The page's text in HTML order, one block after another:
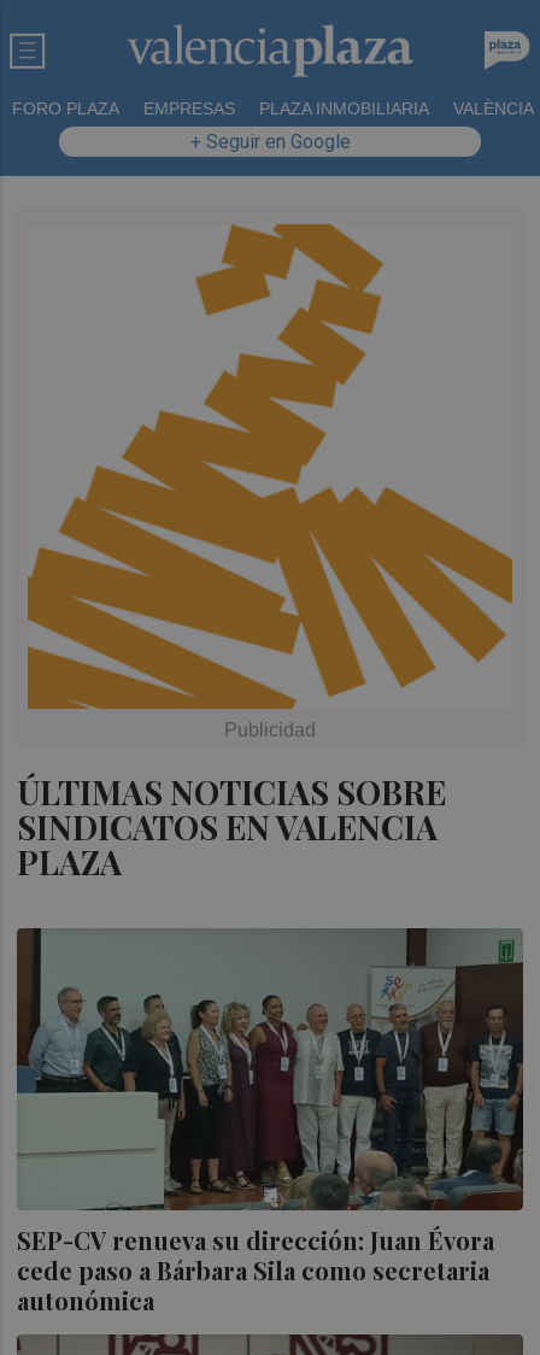
FORO PLAZA EMPRESAS PLAZA INMOBILIARIA VALÈNCIA
+ Seguir en Google
ÚLTIMAS NOTICIAS SOBRE
SINDICATOS EN VALENCIA
PLAZA
SEP-CV renueva su dirección: Juan Évora
cede paso a Bárbara Sila como secretaria
autonómica